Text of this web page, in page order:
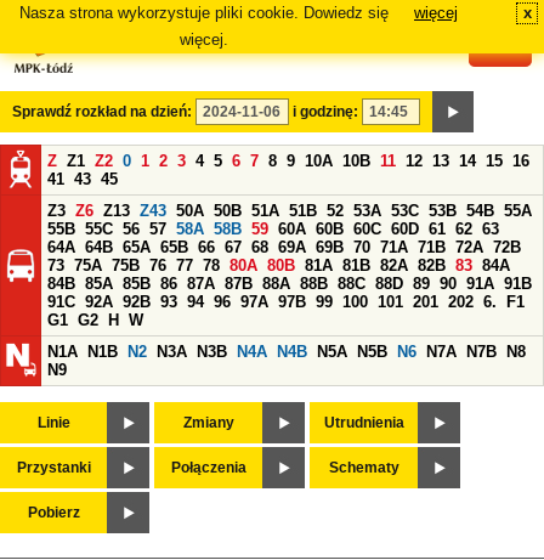
Nasza strona wykorzystuje pliki cookie. Dowiedz się
więcej.
więcej x
Sprawdź rozkład na dzień: i godzinę:
Z Z1 Z2 0 1 2 3 4 5 6 7 8 9 10A 10B 11 12 13 14 15 16
41 43 45
Z3 Z6 Z13 Z43 50A 50B 51A 51B 52 53A 53C 53B 54B 55A
55B 55C 56 57 58A 58B 59 60A 60B 60C 60D 61 62 63
64A 64B 65A 65B 66 67 68 69A 69B 70 71A 71B 72A 72B
73 75A 75B 76 77 78 80A 80B 81A 81B 82A 82B 83 84A
84B 85A 85B 86 87A 87B 88A 88B 88C 88D 89 90 91A 91B
91C 92A 92B 93 94 96 97A 97B 99 100 101 201 202 6.
F1
G1 G2 H
W
N1A
N1B N2 N3A N3B N4A N4B N5A N5B N6 N7A N7B
N8
N9
Linie Zmiany Utrudnienia
Przystanki Połączenia Schematy
Pobierz